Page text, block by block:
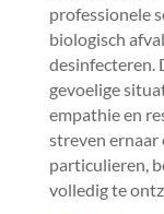
professionele
biologisch
desinfecteren.​
gevoelige
empathie en
streven ernaar
particulieren,
volledig te